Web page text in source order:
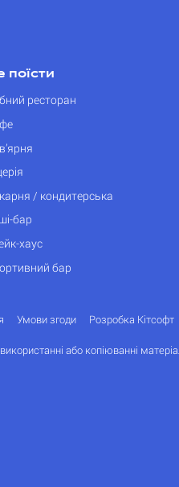
поїсти
ресторан
/ кондитерська
бар
хаус
бар
Умови згоди Розробка Кітсофт
або копіюванні